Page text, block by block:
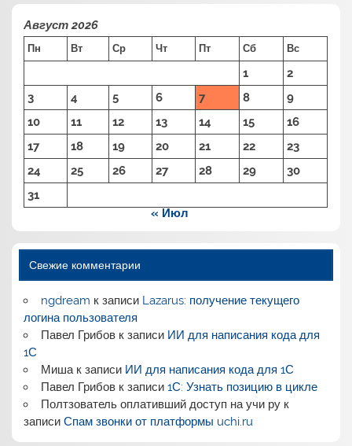
Август 2026
Пн Вт Ср Чт Пт Сб Вс
1
2
3
4 5 6 7 8
9
10
11 12 13 14 15
16
17
18 19 20 21 22
23
24
25 26 27 28 29
30
31
« Июл
Свежие комментарии
ngdream к записи Lazarus: получение текущего
логина пользователя
Павел Грибовк записи ИИ для написания кода для
1С
Мишак записи ИИ для написания кода для 1С
Павел Грибовк записи 1С: Узнать позицию в цикле
Полтзователь оплативший доступ на учи рук
записиСпам звонки от платформы uchi.ru